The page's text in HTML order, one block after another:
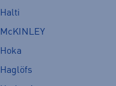
Halti
McKINLEY
Hoka
Haglöfs